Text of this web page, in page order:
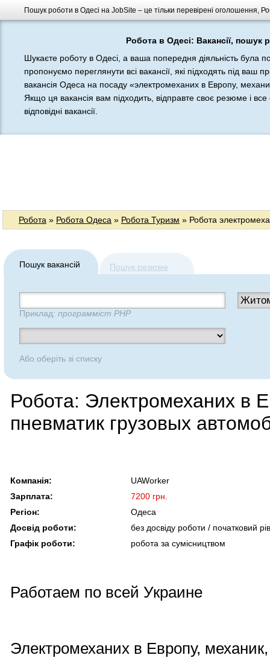
Пошук роботи в Одесі на JobSite – це тільки перевірені оголошення,
Робота в Одесі: Вакансії, пошук
Шукаєте роботу в Одесі, а ваша попередня діяльність була
пропонуємо переглянути всі вакансії, які підходять під ваш
вакансія Одеса на посаду «электромеханих в Европу,
Якщо ця вакансія вам підходить, відправте своє резюме і
відповідні вакансії.
Робота » Робота Одеса » Робота Туризм » Робота
Пошук вакансій Пошук резюме
Приклад: программіст PHP
Або оберіть зі списку
Робота: Электромеханих в
пневматик грузовых
Компанія:
UAWorker
Зарплата:
7200 грн.
Регіон:
Одеса
Досвід роботи:
без досвіду роботи / початковий
Графік роботи:
робота за сумісництвом
Работаем по всей Украине
Электромеханих в Европу,